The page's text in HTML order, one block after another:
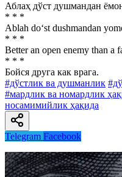
Аблаҳ дўст душмандан
* * *
Ablah do‘st dushmandan
* * *
Better an open enemy than a
* * *
Бойся друга как врага.
#дўстлик ва душманлик
#мардлик ва номардлик
носамимийлик ҳақида
Telegram Facebook